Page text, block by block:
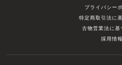
プライバシー
特定商取引法に
古物営業法に基
採用情報